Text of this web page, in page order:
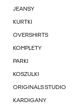
JEANSY
KURTKI
OVERSHIRTS
KOMPLETY
PARKI
KOSZULKI
ORIGINALS STUDIO
KARDIGANY